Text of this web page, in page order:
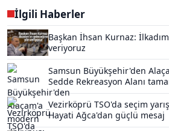
İlgili Haberler
Başkan İhsan Kurnaz:
veriyoruz
Samsun Büyükşehir'den
Sedde Rekreasyon Alanı
Vezirköprü TSO'da seçim
Hayati Ağca'dan güçlü mesaj